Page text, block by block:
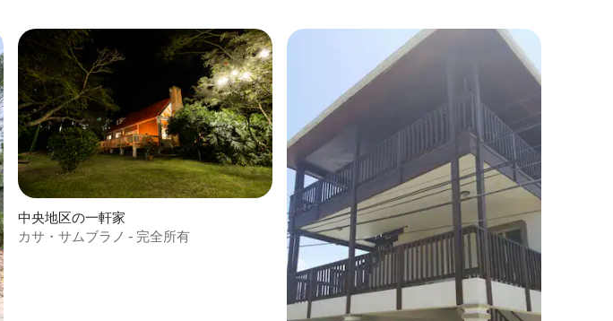
中央地区の一軒家
カサ・サムブラノ - 完全所有